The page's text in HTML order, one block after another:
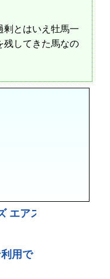
剰とはいえ牡馬一
残してきた馬なの